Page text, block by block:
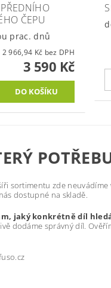
ČEPU
prac. dnů
2 966,94 Kč bez DPH
3 590 Kč
sortimentu zde neuvádíme
dostupné na skladě.
jaký konkrétně díl
dodáme správný díl.